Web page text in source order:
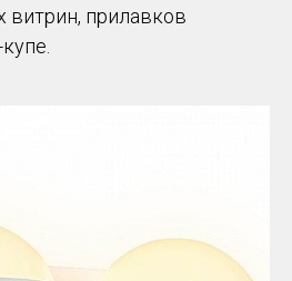
витрин, прилавков